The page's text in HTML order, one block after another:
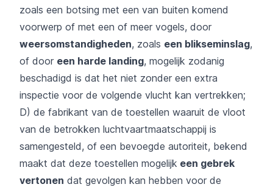
zoals een botsing met een van buiten komend
voorwerp of met een of meer vogels, door
weersomstandigheden, zoals een blikseminslag,
of door een harde landing, mogelijk zodanig
beschadigd is dat het niet zonder een extra
inspectie voor de volgende vlucht kan vertrekken;
D) de fabrikant van de toestellen waaruit de vloot
van de betrokken luchtvaartmaatschappij is
samengesteld, of een bevoegde autoriteit, bekend
maakt dat deze toestellen mogelijk een gebrek
vertonen dat gevolgen kan hebben voor de